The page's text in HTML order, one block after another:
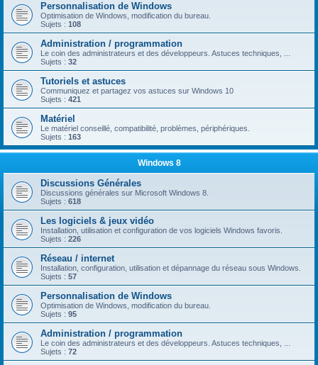
Personnalisation de Windows
Optimisation de Windows, modification du bureau.
Sujets : 108
Administration / programmation
Le coin des administrateurs et des développeurs. Astuces techniques, ...
Sujets : 32
Tutoriels et astuces
Communiquez et partagez vos astuces sur Windows 10
Sujets : 421
Matériel
Le matériel conseillé, compatibilité, problèmes, périphériques.
Sujets : 163
Windows 8
Discussions Générales
Discussions générales sur Microsoft Windows 8.
Sujets : 618
Les logiciels & jeux vidéo
Installation, utilisation et configuration de vos logiciels Windows favoris.
Sujets : 226
Réseau / internet
Installation, configuration, utilisation et dépannage du réseau sous Windows.
Sujets : 57
Personnalisation de Windows
Optimisation de Windows, modification du bureau.
Sujets : 95
Administration / programmation
Le coin des administrateurs et des développeurs. Astuces techniques, ...
Sujets : 72